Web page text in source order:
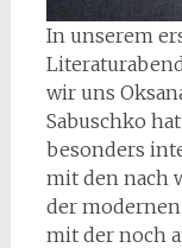
In unserem
wir uns
Sabuschko
besonders
mit den nach
der
mit der noch